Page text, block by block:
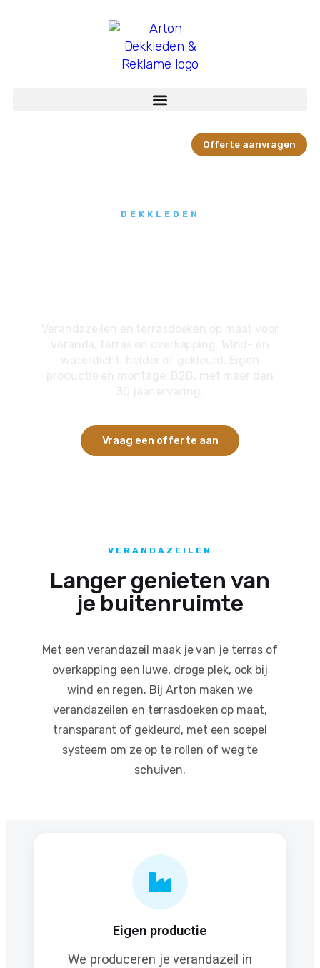
Offerte aanvragen
DEKKLEDEN
Vraag een offerte aan
VERANDAZEILEN
Langer genieten van
je buitenruimte
Met een verandazeil maak je van je terras of
overkapping een luwe, droge plek, ook bij
wind en regen. Bij Arton maken we
verandazeilen en terrasdoeken op maat,
transparant of gekleurd, met een soepel
systeem om ze op te rollen of weg te
schuiven.
Eigen productie
We produceren je verandazeil in